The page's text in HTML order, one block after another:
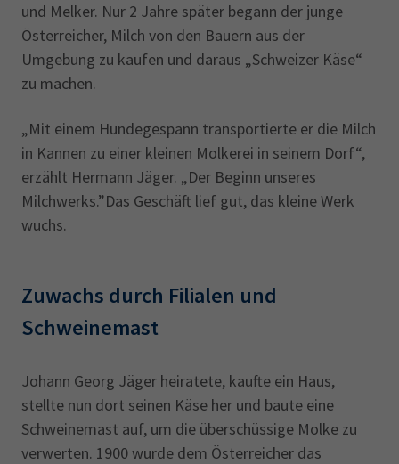
und Melker. Nur 2 Jahre später begann der junge
Österreicher, Milch von den Bauern aus der
Umgebung zu kaufen und daraus „Schweizer Käse“
zu machen.
„Mit einem Hundegespann transportierte er die Milch
in Kannen zu einer kleinen Molkerei in seinem Dorf“,
erzählt Hermann Jäger. „Der Beginn unseres
Milchwerks.”Das Geschäft lief gut, das kleine Werk
wuchs.
Zuwachs durch Filialen und
Schweinemast
Johann Georg Jäger heiratete, kaufte ein Haus,
stellte nun dort seinen Käse her und baute eine
Schweinemast auf, um die überschüssige Molke zu
verwerten. 1900 wurde dem Österreicher das